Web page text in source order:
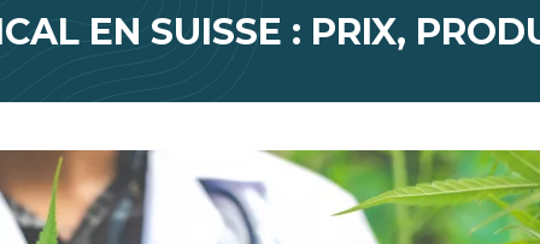
animaux
Berne Bâle Genève
EN SUISSE : PRIX,